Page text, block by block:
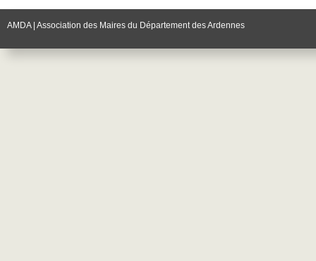
AMDA | Association des Maires du Département des Ardennes